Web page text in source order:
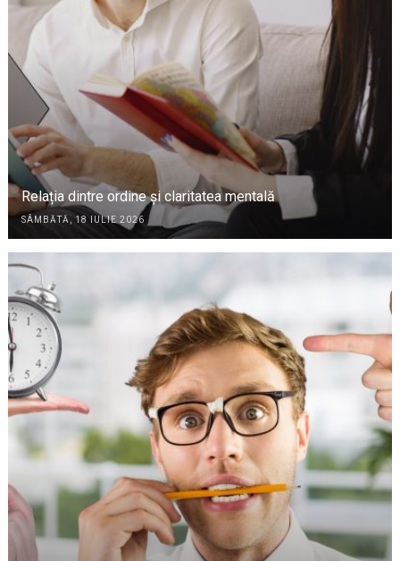
Relația dintre ordine și claritatea mentală
SÂMBĂTĂ, 18 IULIE 2026